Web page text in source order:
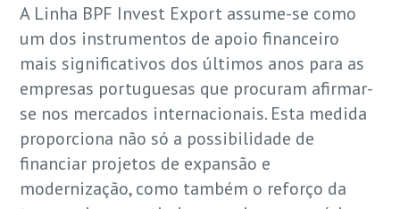
A Linha BPF Invest Export assume-se como
um dos instrumentos de apoio financeiro
mais significativos dos últimos anos para as
empresas portuguesas que procuram afirmar-
se nos mercados internacionais. Esta medida
proporciona não só a possibilidade de
financiar projetos de expansão e
modernização, como também o reforço da